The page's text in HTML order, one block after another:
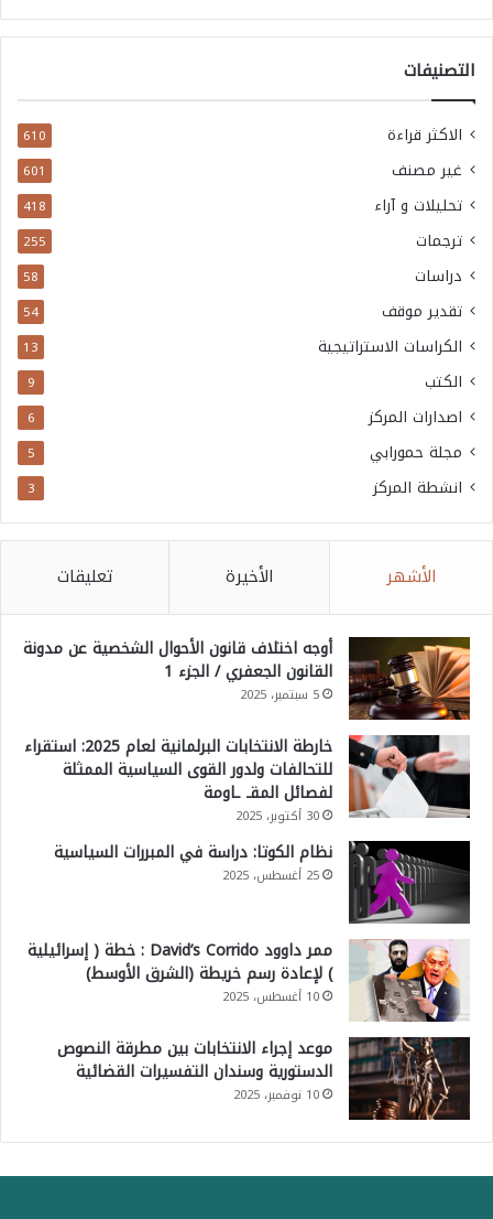
التصنيفات
الاكثر قراءة 610
غير مصنف 601
تحليلات و آراء 418
ترجمات 255
دراسات 58
تقدير موقف 54
الكراسات الاستراتيجية 13
الكتب 9
اصدارات المركز 6
مجلة حمورابي 5
انشطة المركز 3
الأشهر الأخيرة تعليقات
أوجه اختلاف قانون الأحوال الشخصية عن مدونة
القانون الجعفري / الجزء 1
5 سبتمبر، 2025
خارطة الانتخابات البرلمانية لعام 2025: استقراء
للتحالفات ولدور القوى السياسية الممثلة
لفصائل المقـ ـاومة
30 أكتوبر، 2025
نظام الكوتا: دراسة في المبررات السياسية
25 أغسطس، 2025
ممر داوود David’s Corrido : خطة ( إسرائيلية
) لإعادة رسم خريطة (الشرق الأوسط)
10 أغسطس، 2025
موعد إجراء الانتخابات بين مطرقة النصوص
الدستورية وسندان التفسيرات القضائية
10 نوفمبر، 2025